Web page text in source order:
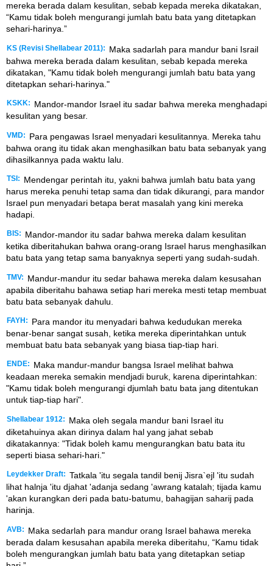
mereka berada dalam kesulitan, sebab kepada mereka dikatakan,
“Kamu tidak boleh mengurangi jumlah batu bata yang ditetapkan
sehari-harinya.”
KS (Revisi Shellabear 2011):
Maka sadarlah para mandur bani Israil
bahwa mereka berada dalam kesulitan, sebab kepada mereka
dikatakan, "Kamu tidak boleh mengurangi jumlah batu bata yang
ditetapkan sehari-harinya."
KSKK:
Mandor-mandor Israel itu sadar bahwa mereka menghadapi
kesulitan yang besar.
VMD:
Para pengawas Israel menyadari kesulitannya. Mereka tahu
bahwa orang itu tidak akan menghasilkan batu bata sebanyak yang
dihasilkannya pada waktu lalu.
TSI:
Mendengar perintah itu, yakni bahwa jumlah batu bata yang
harus mereka penuhi tetap sama dan tidak dikurangi, para mandor
Israel pun menyadari betapa berat masalah yang kini mereka
hadapi.
BIS:
Mandor-mandor itu sadar bahwa mereka dalam kesulitan
ketika diberitahukan bahwa orang-orang Israel harus menghasilkan
batu bata yang tetap sama banyaknya seperti yang sudah-sudah.
TMV:
Mandur-mandur itu sedar bahawa mereka dalam kesusahan
apabila diberitahu bahawa setiap hari mereka mesti tetap membuat
batu bata sebanyak dahulu.
FAYH:
Para mandor itu menyadari bahwa kedudukan mereka
benar-benar sangat susah, ketika mereka diperintahkan untuk
membuat batu bata sebanyak yang biasa tiap-tiap hari.
ENDE:
Maka mandur-mandur bangsa Israel melihat bahwa
keadaan mereka semakin mendjadi buruk, karena diperintahkan:
"Kamu tidak boleh mengurangi djumlah batu bata jang ditentukan
untuk tiap-tiap hari".
Shellabear 1912:
Maka oleh segala mandur bani Israel itu
diketahuinya akan dirinya dalam hal yang jahat sebab
dikatakannya: "Tidak boleh kamu mengurangkan batu bata itu
seperti biasa sehari-hari."
Leydekker Draft: Tatkala 'itu segala tandil benij Jisra`ejl 'itu sudah
lihat halnja 'itu djahat 'adanja sedang 'awrang katalah; tijada kamu
'akan kurangkan deri pada batu-batumu, bahagijan saharij pada
harinja.
AVB:
Maka sedarlah para mandur orang Israel bahawa mereka
berada dalam kesusahan apabila mereka diberitahu, “Kamu tidak
boleh mengurangkan jumlah batu bata yang ditetapkan setiap